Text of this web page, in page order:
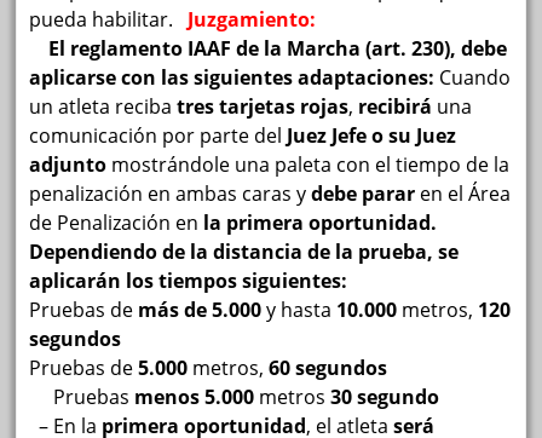
pueda habilitar.
Juzgamiento:
El reglamento IAAF de la Marcha (art. 230), debe
aplicarse con las siguientes adaptaciones: Cuando
un atleta recibatres tarjetas rojas, recibirá una
comunicación por parte del Juez Jefe o su Juez
adjunto mostrándole una paleta con el tiempo de la
penalización en ambas caras ydebe parar en el Área
de Penalización en la primera oportunidad.
Dependiendo de la distancia de la prueba, se
aplicarán los tiempos siguientes:
Pruebas de más de 5.000y hasta 10.000 metros, 120
segundos
Pruebas de5.000 metros, 60 segundos
Pruebas menos 5.000 metros 30 segundo
– En la primera oportunidad, el atletaserá